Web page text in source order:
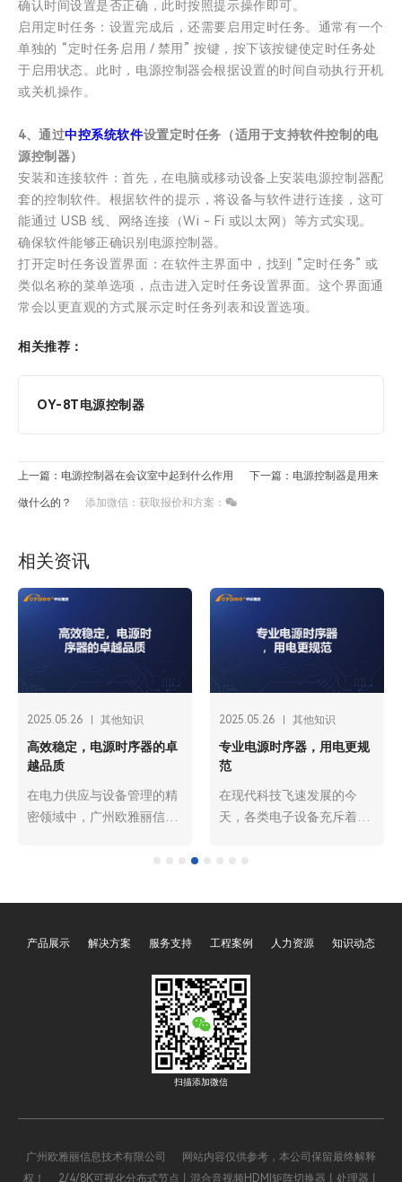
确认时间设置是否正确，此时按照提示操作即可。
启用定时任务：设置完成后，还需要启用定时任务。通常有一个
单独的 “定时任务启用 / 禁用” 按键，按下该按键使定时任务处
于启用状态。此时，电源控制器会根据设置的时间自动执行开机
或关机操作。
4、通过中控系统软件设置定时任务（适用于支持软件控制的电
源控制器）
安装和连接软件：首先，在电脑或移动设备上安装电源控制器配
套的控制软件。根据软件的提示，将设备与软件进行连接，这可
能通过 USB 线、网络连接（Wi - Fi 或以太网）等方式实现。
确保软件能够正确识别电源控制器。
打开定时任务设置界面：在软件主界面中，找到 “定时任务” 或
类似名称的菜单选项，点击进入定时任务设置界面。这个界面通
常会以更直观的方式展示定时任务列表和设置选项。
相关推荐：
OY-8T电源控制器
上一篇：电源控制器在会议室中起到什么作用 下一篇：电源控制器是用来
做什么的？ 添加微信：获取报价和方案：
相关资讯
2025.05.26 其他知识
高效稳定，电源时序器的卓
越品质
在电力供应与设备管理的精
密领域中，广州欧雅丽信息
232，OY-232S，OY-318，
232W”宛如一位运筹帷幄的
定的卓越品质，重塑着现代
用电的秩序与安全。从大型
数据中心到专业的影音制作
工作室，从繁华的商业综合
体到高端的科研实验室，电
能与技术优势，成为保障设
的核心设备。
2025.05.26 其他知识
专业电源时序器，用电更规
范
在现代科技飞速发展的今
天，各类电子设备充斥着我
再到数据中心的大量服务
离不开可靠的电力支持。然
源，若缺乏有效的管理，很
容易引发一系列问题，如电
流冲击、设备损坏、系统故
障等。此时，广州欧雅丽信
息技术有限公司oyalee中议
8R，OY-N8R，OY-588，
318，OY-388，OY-16A，
产品展示 解决方案 服务支持 工程案例 人力资源 知识动态
扫描添加微信
广州欧雅丽信息技术有限公司 网站内容仅供参考，本公司保留最终解释
权！ 2/4/8K可视化分布式节点丨混合音视频HDMI矩阵切换器丨处理器丨